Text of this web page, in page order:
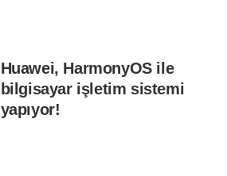
Huawei, HarmonyOS ile
bilgisayar işletim sistemi
yapıyor!